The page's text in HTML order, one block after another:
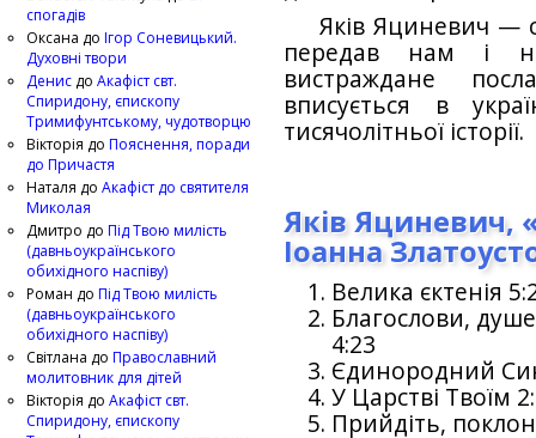
Яків Яциневич —
передав нам і
вистраждане
вписується в
тисячолітньої історії.
Яків Яциневич,
Іоанна
Велика єктенія
Благослови,
4:23
Єдинородний
У Царстві Твоїм
Прийдіть,
спогадів
Оксана до Ігор Соневицький.
Духовні твори
Денис до Акафіст свт.
Спиридону, єпископу
Тримифунтському, чудотворцю
Вікторія до Пояснення, поради
до Причастя
Наталя до Акафіст до святителя
Миколая
Дмитро до Під Твою милість
(давньоукраїнського
обихідного наспіву)
Роман до Під Твою милість
(давньоукраїнського
обихідного наспіву)
Світлана до Православний
молитовник для дітей
Вікторія до Акафіст свт.
Спиридону, єпископу